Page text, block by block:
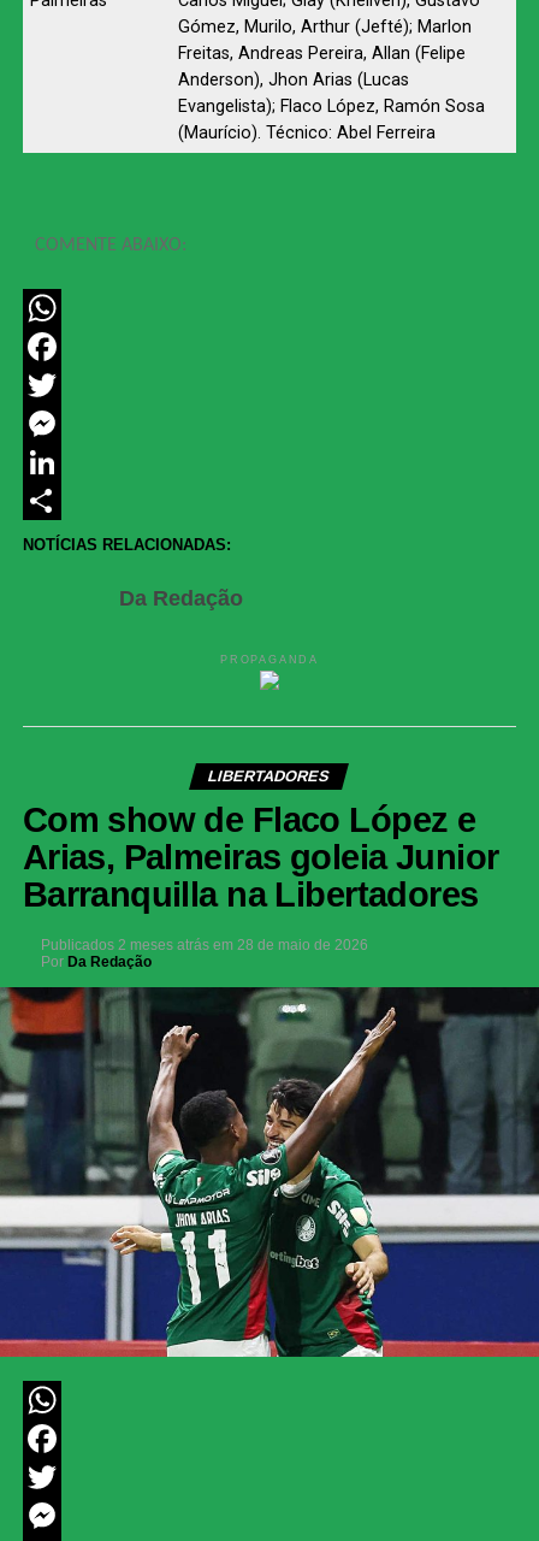
Gómez, Murilo, Arthur (Jefté); Marlon
Freitas, Andreas Pereira, Allan (Felipe
Anderson), Jhon Arias (Lucas
Evangelista); Flaco López, Ramón Sosa
(Maurício). Técnico: Abel Ferreira
COMENTE ABAIXO:
WhatsApp
Facebook
Twitter
Messenger
LinkedIn
Share
NOTÍCIAS RELACIONADAS:
Da Redação
PROPAGANDA
LIBERTADORES
Com show de Flaco López e
Arias, Palmeiras goleia Junior
Barranquilla na Libertadores
Publicados 2 meses atrás em 28 de maio de 2026
Por Da Redação
WhatsApp
Facebook
Twitter